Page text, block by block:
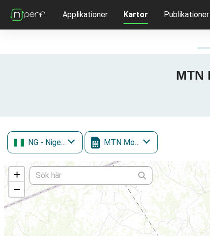
Applikationer Kartor Publikationer
MTN
NG - Nigeria MTN Mobile
+
−